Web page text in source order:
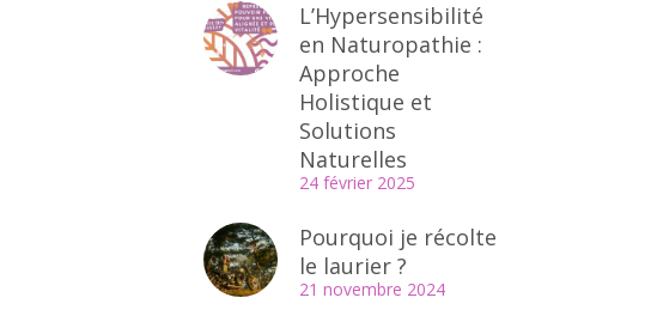
L’Hypersensibilité
en Naturopathie :
Approche
Holistique et
Solutions
Naturelles
24 février 2025
Pourquoi je récolte
le laurier ?
21 novembre 2024